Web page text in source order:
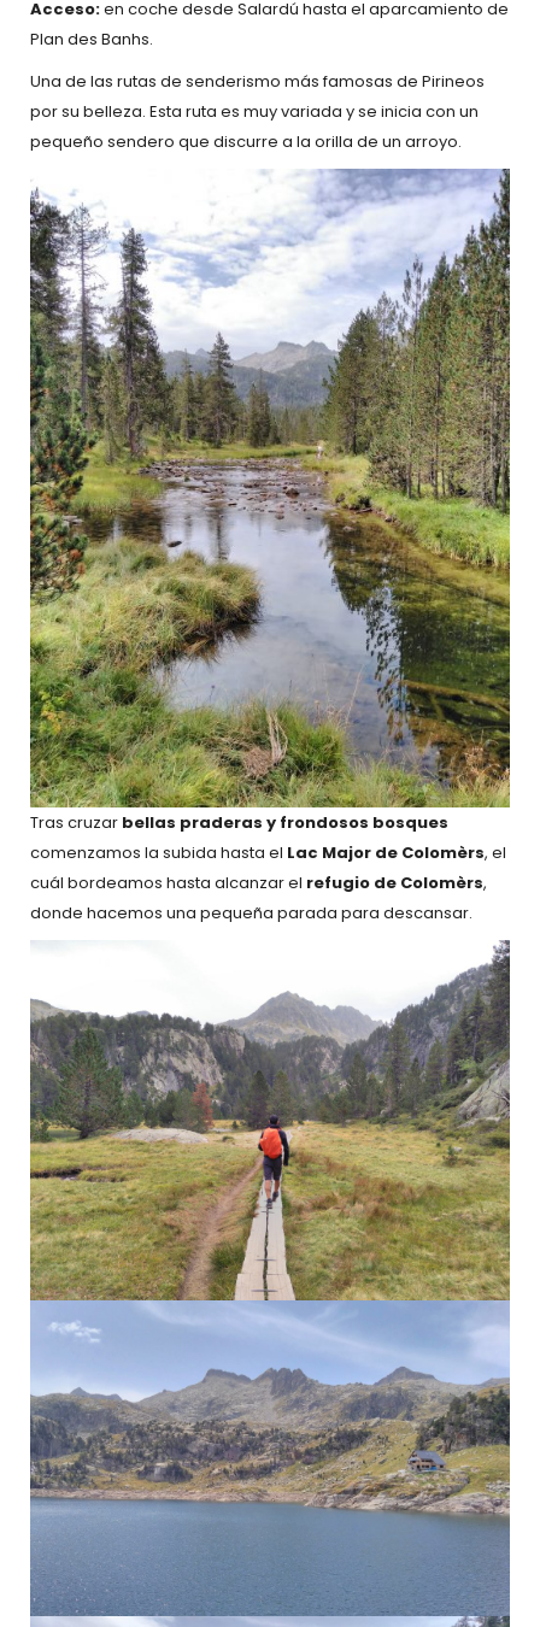
Acceso:en coche desde Salardú hasta el aparcamiento de
Plan des Banhs.
Una de las rutas de senderismo más famosas de Pirineos
por su belleza. Esta ruta es muy variada y se inicia con un
pequeño sendero que discurre a la orilla de un arroyo.
Tras cruzar bellas praderas y frondosos bosques
comenzamos la subida hasta el Lac Major de Colomèrs, el
cuál bordeamos hasta alcanzar el refugio de Colomèrs,
donde hacemos una pequeña parada para descansar.